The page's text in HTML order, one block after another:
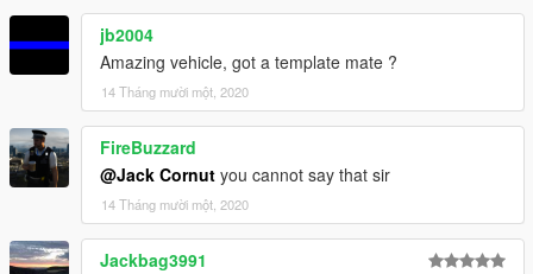
jb2004
Amazing vehicle, got a template mate ?
14 Tháng mười một, 2020
FireBuzzard
@Jack Cornut you cannot say that sir
14 Tháng mười một, 2020
Jackbag3991